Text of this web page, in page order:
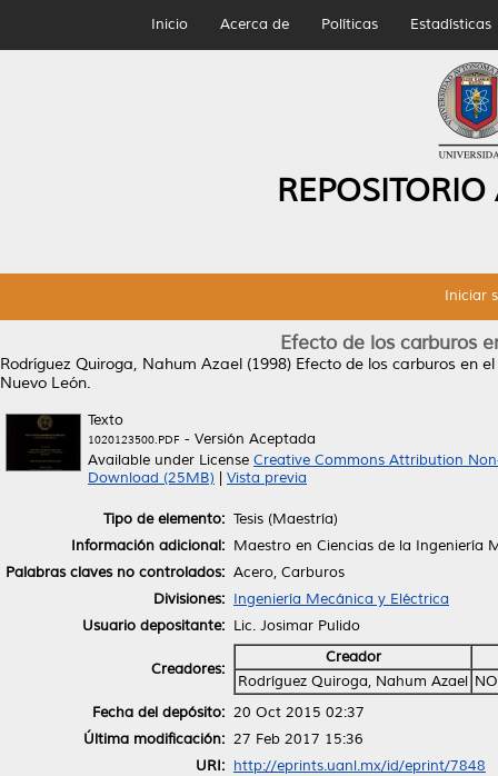
Inicio Acerca de Políticas Estadísticas
Iniciar
Efecto de los carburos
Rodríguez Quiroga, Nahum Azael (1998) Efecto de los carburos en
Nuevo León.
Texto
1020123500.PDF - Versión Aceptada
Available under License Creative Commons Attribution
Download (25MB)
Vista previa
Tipo de elemento: Tesis (Maestría)
Información adicional: Maestro en Ciencias de la Ingeniería
Palabras claves no controlados: Acero, Carburos
Divisiones: Ingeniería Mecánica y Eléctrica
Usuario depositante: Lic. Josimar Pulido
Creadores:
Creador
Rodríguez Quiroga, Nahum Azael
Fecha del depósito: 20 Oct 2015 02:37
Última modificación: 27 Feb 2017 15:36
URI: http://eprints.uanl.mx/id/eprint/7848